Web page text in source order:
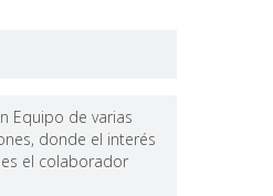
Equipo de varias
donde el interés
el colaborador